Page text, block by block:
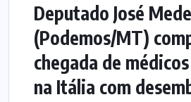
Deputado José
(Podemos/MT)
chegada de
na Itália com